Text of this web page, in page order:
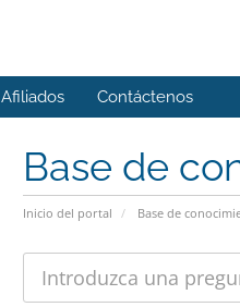
Afiliados Contáctenos
Base de
Inicio del portal Base de